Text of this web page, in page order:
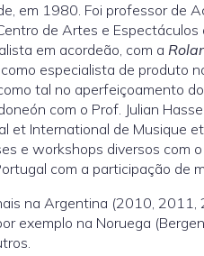
em 1980. Foi professor de
de Artes e Espectáculos
em acordeão, com a
especialista de produto
tal no aperfeiçoamento
com o Prof. Julian
et International de Musique
e workshops diversos com
com a participação de
na Argentina (2010,
exemplo na Noruega